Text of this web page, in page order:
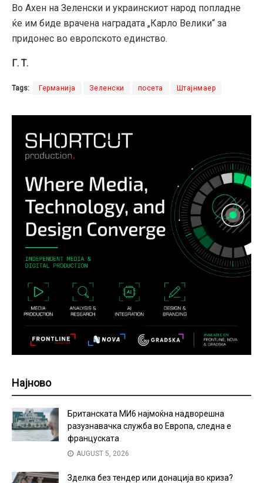
Во Ахен на Зеленски и украинскиот народ попладне
ќе им биде врачена наградата „Карло Велики“ за
придонес во европското единство.
Г. Т.
Tags: Германија Зеленски посета Штајнмаер
Најново
Британската МИ6 најмоќна надворешна
разузнавачка служба во Европа, следна е
француската
AUGUST 5, 2026
Зделка без тендер или донација во криза?